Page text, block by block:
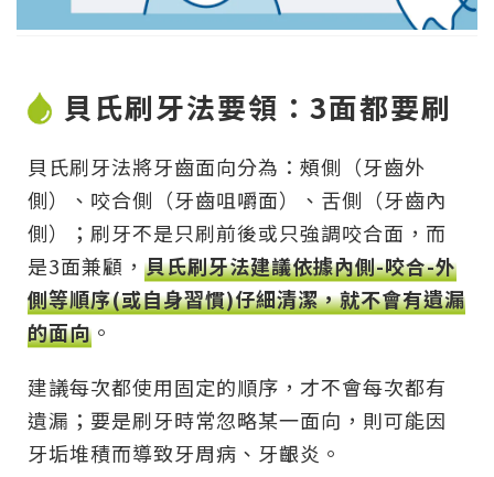
貝氏刷牙法要領：3面都要刷
貝氏刷牙法將牙齒面向分為：頰側（牙齒外
側）、咬合側（牙齒咀嚼面）、舌側（牙齒內
側）；刷牙不是只刷前後或只強調咬合面，而
是3面兼顧， 貝氏刷牙法建議依據內側-咬合-外
側等順序(或自身習慣)仔細清潔，就不會有遺漏
的面向 。
建議每次都使用固定的順序，才不會每次都有
遺漏；要是刷牙時常忽略某一面向，則可能因
牙垢堆積而導致牙周病、牙齦炎。